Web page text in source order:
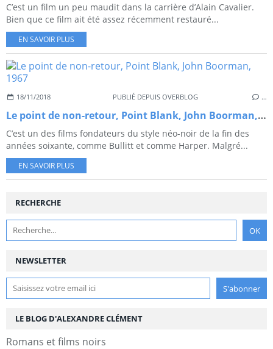
C’est un film un peu maudit dans la carrière d’Alain Cavalier.
Bien que ce film ait été assez récemment restauré...
EN SAVOIR PLUS
18/11/2018 PUBLIÉ DEPUIS OVERBLOG …
Le point de non-retour, Point Blank, John Boorman, 1967
C’est un des films fondateurs du style néo-noir de la fin des
années soixante, comme Bullitt et comme Harper. Malgré...
EN SAVOIR PLUS
NEWSLETTER
RECHERCHE
LE BLOG D'ALEXANDRE CLÉMENT
Romans et films noirs